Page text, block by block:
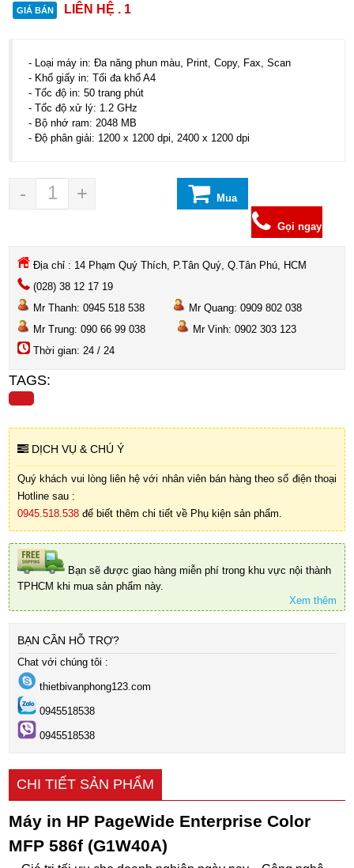
GIÁ BÁN LIÊN HỆ . 1
- Loại máy in: Đa năng phun màu, Print, Copy, Fax, Scan
- Khổ giấy in: Tối đa khổ A4
- Tốc độ in: 50 trang phút
- Tốc độ xử lý: 1.2 GHz
- Bộ nhớ ram: 2048 MB
- Độ phân giải: 1200 x 1200 dpi, 2400 x 1200 dpi
- + Mua
Gọi ngay
Địa chỉ : 14 Phạm Quý Thích, P.Tân Quý, Q.Tân Phú, HCM
(028) 38 12 17 19
Mr Thanh: 0945 518 538
Mr Quang: 0909 802 038
Mr Trung: 090 66 99 038
Mr Vinh: 0902 303 123
Thời gian: 24 / 24
TAGS:
DỊCH VỤ & CHÚ Ý
Quý khách vui lòng liên hệ với nhân viên bán hàng theo số điện thoại
Hotline sau :
0945.518.538 để biết thêm chi tiết về Phụ kiện sản phẩm.
Bạn sẽ được giao hàng miễn phí trong khu vực nội thành
TPHCM khi mua sản phẩm này.
Xem thêm
BẠN CẦN HỖ TRỢ?
Chat với chúng tôi :
thietbivanphong123.com
0945518538
0945518538
CHI TIẾT SẢN PHẨM
Máy in HP PageWide Enterprise Color
MFP 586f (G1W40A)